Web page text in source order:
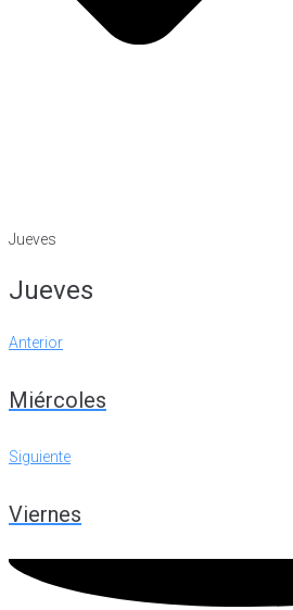
Jueves
Jueves
Navegación
entradas
Anterior
Anterior
Miércoles
Siguiente
Siguiente
Viernes